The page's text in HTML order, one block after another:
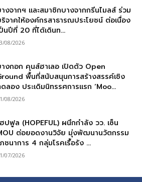
งจากฯ และสมาชิกบางจากกรีนไมลส์ ร่วม
จาคให้องค์กรสาธารณประโยชน์ ต่อเนื่อง
นปีที่ 20 ที่ได้เดินท...
08/2026
งกอก คุนส์ฮาเลอ เปิดตัว Open
พื้นที่สนับสนุนการสร้างสรรค์เชิง
ลอง ประเดิมนิทรรศการแรก ‘Moo...
08/2026
ปฟูล (HOPEFUL) ผนึกกำลัง วว. เซ็น
ต่อยอดงานวิจัย มุ่งพัฒนานวัตกรรม
ชนาการ 4 กลุ่มโรคเรื้อรัง ...
07/2026